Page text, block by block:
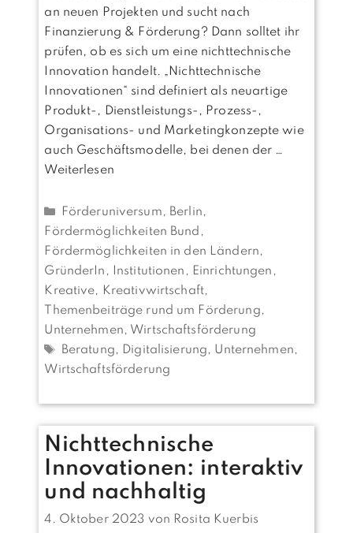
an neuen Projekten und sucht nach
Finanzierung & Förderung? Dann solltet ihr
prüfen, ob es sich um eine nichttechnische
Innovation handelt. „Nichttechnische
Innovationen“ sind definiert als neuartige
Produkt-, Dienstleistungs-, Prozess-,
Organisations- und Marketingkonzepte wie
auch Geschäftsmodelle, bei denen der …
Weiterlesen
Kategorien
Förderuniversum, Berlin,
Fördermöglichkeiten Bund ,
Fördermöglichkeiten in den Ländern,
GründerIn , Institutionen, Einrichtungen ,
Kreative, Kreativwirtschaft,
Themenbeiträge rund um Förderung,
Unternehmen, Wirtschaftsförderung
Schlagwörter
Beratung, Digitalisierung, Unternehmen,
Wirtschaftsförderung
Nichttechnische
Innovationen: interaktiv
und nachhaltig
4. Oktober 2023 von Rosita Kuerbis